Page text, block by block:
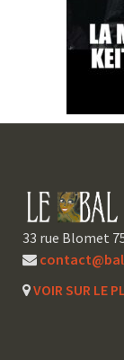
33 rue Blomet
VOIR SUR LE